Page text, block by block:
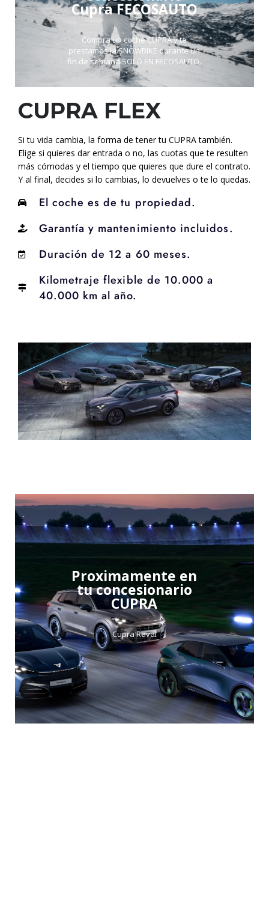
Cupra FECOSAUTO​
Compra un coche CUPRA y te
prestamos la SNOWBIKE durante un
fin de semana SOLO EN FECOSAUTO.
CUPRA FLEX
Si tu vida cambia, la forma de tener tu CUPRA también.
Elige si quieres dar entrada o no, las cuotas que te resulten
más cómodas y el tiempo que quieres que dure el contrato.
Y al final, decides si lo cambias, lo devuelves o te lo quedas.
El coche es de tu propiedad.
Garantía y mantenimiento incluidos.
Duración de 12 a 60 meses.
Kilometraje flexible de 10.000 a
40.000 km al año.
Proximamente en
tu concesionario
CUPRA
Cupra Raval